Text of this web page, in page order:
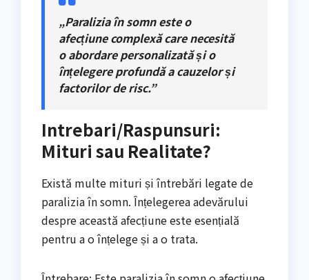
„Paralizia în somn este o
afecțiune complexă care necesită
o abordare personalizată și o
înțelegere profundă a cauzelor și
factorilor de risc.”
Intrebari/Raspunsuri:
Mituri sau Realitate?
Există multe mituri și întrebări legate de
paralizia în somn. Înțelegerea adevărului
despre această afecțiune este esențială
pentru a o înțelege și a o trata.